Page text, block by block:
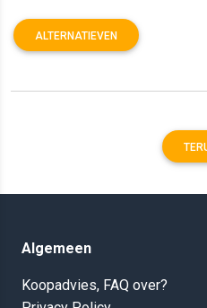
ALTERNATIEVEN
Algemeen
Koopadvies, FAQ over?